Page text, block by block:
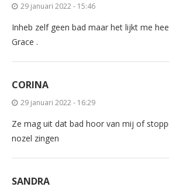
29 januari 2022 - 15:46
Inheb zelf geen bad maar het lijkt me
Grace .
CORINA
29 januari 2022 - 16:29
Ze mag uit dat bad hoor van mij of
nozel zingen
SANDRA